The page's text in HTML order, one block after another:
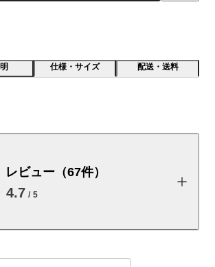
仕様・サイズ 配送・送料
やかな生地感です。ストレッチ性のある生
レビュー（67件）
4.7 / 5